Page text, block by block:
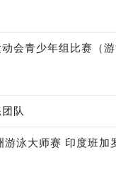
会青少年组比赛（游
队
游泳大师赛 印度班加